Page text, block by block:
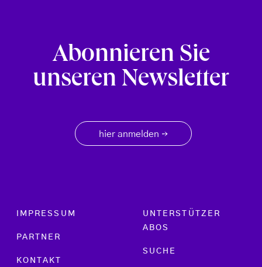
Abonnieren Sie
unseren Newsletter
hier anmelden →
Footer menu
IMPRESSUM
PARTNER
KONTAKT
UNTERSTÜTZER
ABOS
SUCHE